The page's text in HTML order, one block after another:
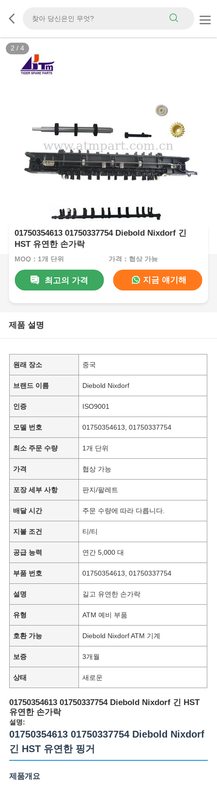
2 / 4
01750354613 01750337754 Diebold Nixdorf 긴
HST 유연한 손가락
MOQ：1개 단위 가격：협상 가능
최고의 가격 지금 얘기해
제품 설명
원래 장소 중국
브랜드 이름 Diebold Nixdorf
인증 ISO9001
모델 번호 01750354613, 01750337754
최소 주문 수량 1개 단위
가격 협상 가능
포장 세부 사항 판지/팔레트
배달 시간 주문 수량에 따라 다릅니다.
지불 조건 티/티
공급 능력 연간 5,000 대
부품 번호 01750354613, 01750337754
설명 길고 유연한 손가락
유형 ATM 예비 부품
호환 가능 Diebold Nixdorf ATM 기계
보증 3개월
상태 새로운
01750354613 01750337754 Diebold Nixdorf 긴 HST
유연한 손가락
설명:
01750354613 01750337754 Diebold Nixdorf
긴 HST 유연한 핑거
제품개요